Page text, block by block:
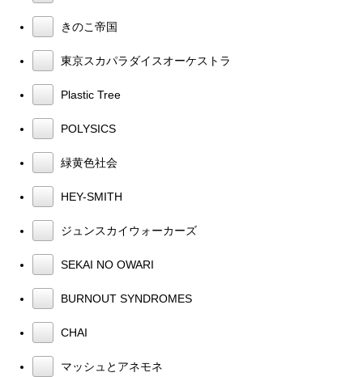
きのこ帝国
東京スカパラダイスオーケストラ
Plastic Tree
POLYSICS
緑黄色社会
HEY-SMITH
ジュンスカイウォーカーズ
SEKAI NO OWARI
BURNOUT SYNDROMES
CHAI
マッシュとアネモネ